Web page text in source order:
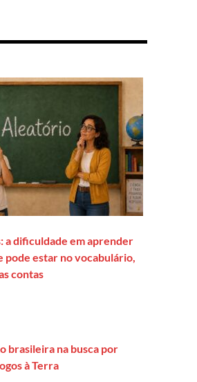
a dificuldade em aprender
pode estar no vocabulário,
contas
brasileira na busca por
à Terra